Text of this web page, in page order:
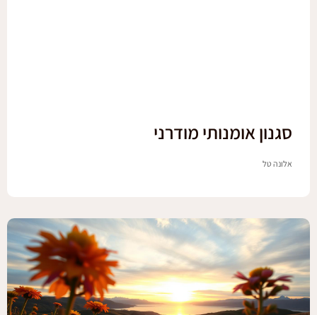
סגנון אומנותי מודרני
אלונה טל